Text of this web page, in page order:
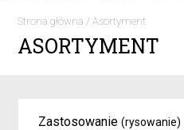
Strona główna /Asortyment
ASORTYMENT
Zastosowanie(rysowanie)